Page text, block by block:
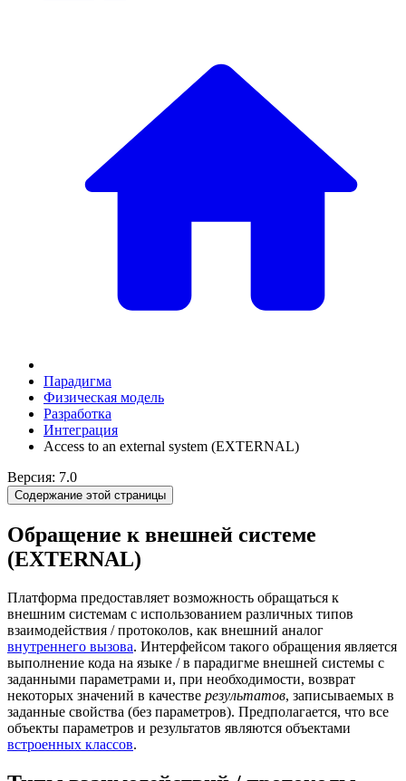
Парадигма
Физическая модель
Разработка
Интеграция
Access to an external system (EXTERNAL)
Версия: 7.0
Содержание этой страницы
Обращение к внешней системе
(EXTERNAL)
Платформа предоставляет возможность обращаться к
внешним системам с использованием различных типов
взаимодействия / протоколов, как внешний аналог
внутреннего вызова. Интерфейсом такого обращения является
выполнение кода на языке / в парадигме внешней системы с
заданными параметрами и, при необходимости, возврат
некоторых значений в качестве результатов, записываемых в
заданные свойства (без параметров). Предполагается, что все
объекты параметров и результатов являются объектами
встроенных классов.